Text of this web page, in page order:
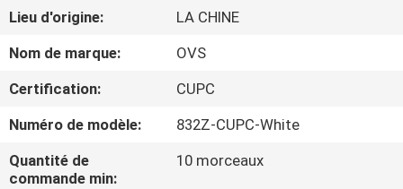
SUJET
DE
NOUS
VISITE
D'USINE
Lieu d'origine:
LA CHINE
Nom de marque:
OVS
Certification:
CUPC
Numéro de modèle:
832Z-CUPC-White
Quantité de
commande min:
10 morceaux